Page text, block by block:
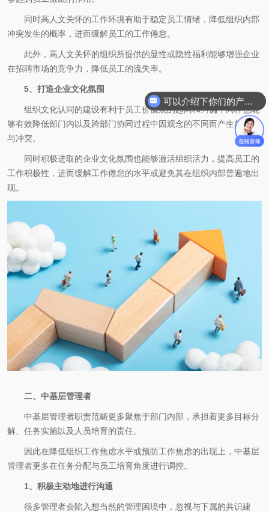
同时高人文关怀的工作环境有助于稳定员工情绪，降低组织内部
冲突发生的概率，进而缓解员工的工作倦怠。
此外，高人文关怀的组织所提供的显性或隐性福利能够增强企业
在招聘市场的竞争力，降低员工的流失率。
5、打造企业文化氛围
组织文化认同的建设有利于员工价值观的趋同和纠偏，同样也能
够有效降低部门内以及跨部门协同过程中因观念的不同而产生的摩擦
与冲突。
同时积极进取的企业文化氛围也能够激活组织活力，提高员工的
工作积极性，进而缓解工作倦怠的水平或避免其在组织内部普遍地出
现。
二、中基层管理者
中基层管理者职责范畴更多聚焦于部门内部，承担着更多目标分
解、任务实施以及人员培育的责任。
因此在降低组织工作焦虑水平或预防工作焦虑的出现上，中基层
管理者更多在任务分配与员工培育角度进行调控。
1、积极主动地进行沟通
很多管理者会陷入想当然的管理困境中，忽视与下属的共识建
可以介绍下你们的产品么